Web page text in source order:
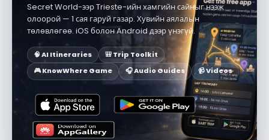
Secret World-ээр Trieste-ийн хамгийн сайныг нээж
олоорой — 1 сая гаруй газар. Хувийн аялалын
төлөвлөгөө. iOS болон Android дээр үнэгүй.
🧠 AI Itineraries
🎒 Trip Toolkit
🎮 KnowWhere Game
🎧 Audio Guides 📹 Videos